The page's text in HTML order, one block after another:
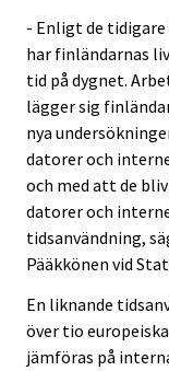
- Enligt de
har finländarnas
tid på dygnet.
lägger sig
nya
datorer och
och med att de
datorer och
tidsanvändning,
Pääkkönen vid
En liknande
över tio
jämföras på